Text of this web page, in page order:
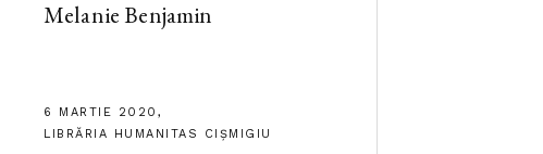
Melanie Benjamin
6 MARTIE 2020,
LIBRĂRIA HUMANITAS CIȘMIGIU